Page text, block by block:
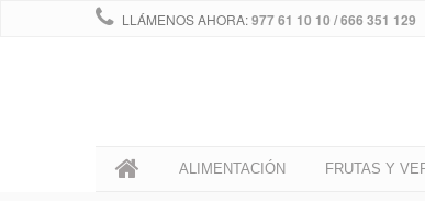
LLÁMENOS AHORA:977 61 10 10 / 666 351 129
ALIMENTACIÓN FRUTAS Y